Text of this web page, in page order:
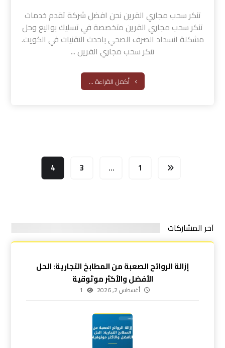
تنكر سحب مجاري القرين نحن افضل شركة تقدم خدمات
تنكر سحب مجاري القرين متخصصة في تسليك بواليع وحل
مشكلة انسداد الصرف الصحي باحدث التقنيات في الكويت.
تنكر سحب مجاري القرين ...
أكمل القراءة ...
1
…
3
4
آخر المشاركات
إزالة الروائح الصعبة من المطابخ التجارية: الحل
الأفضل والأكثر موثوقية
أغسطس 2, 2026 1